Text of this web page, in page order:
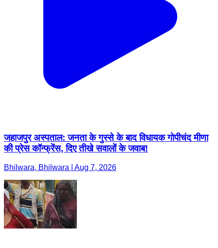
जहाजपुर अस्पताल: जनता के गुस्से के बाद विधायक गोपीचंद मीणा
की प्रेस कॉन्फ्रेंस, दिए तीखे सवालों के जवाब!
Bhilwara, Bhilwara | Aug 7, 2026